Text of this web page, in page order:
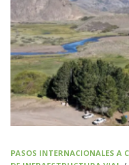
PASOS INTERNACIONALES A